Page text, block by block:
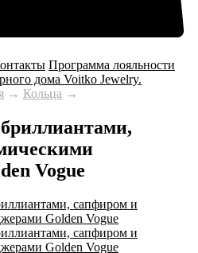
Программа лояльности
→ Кольца →
Vogue